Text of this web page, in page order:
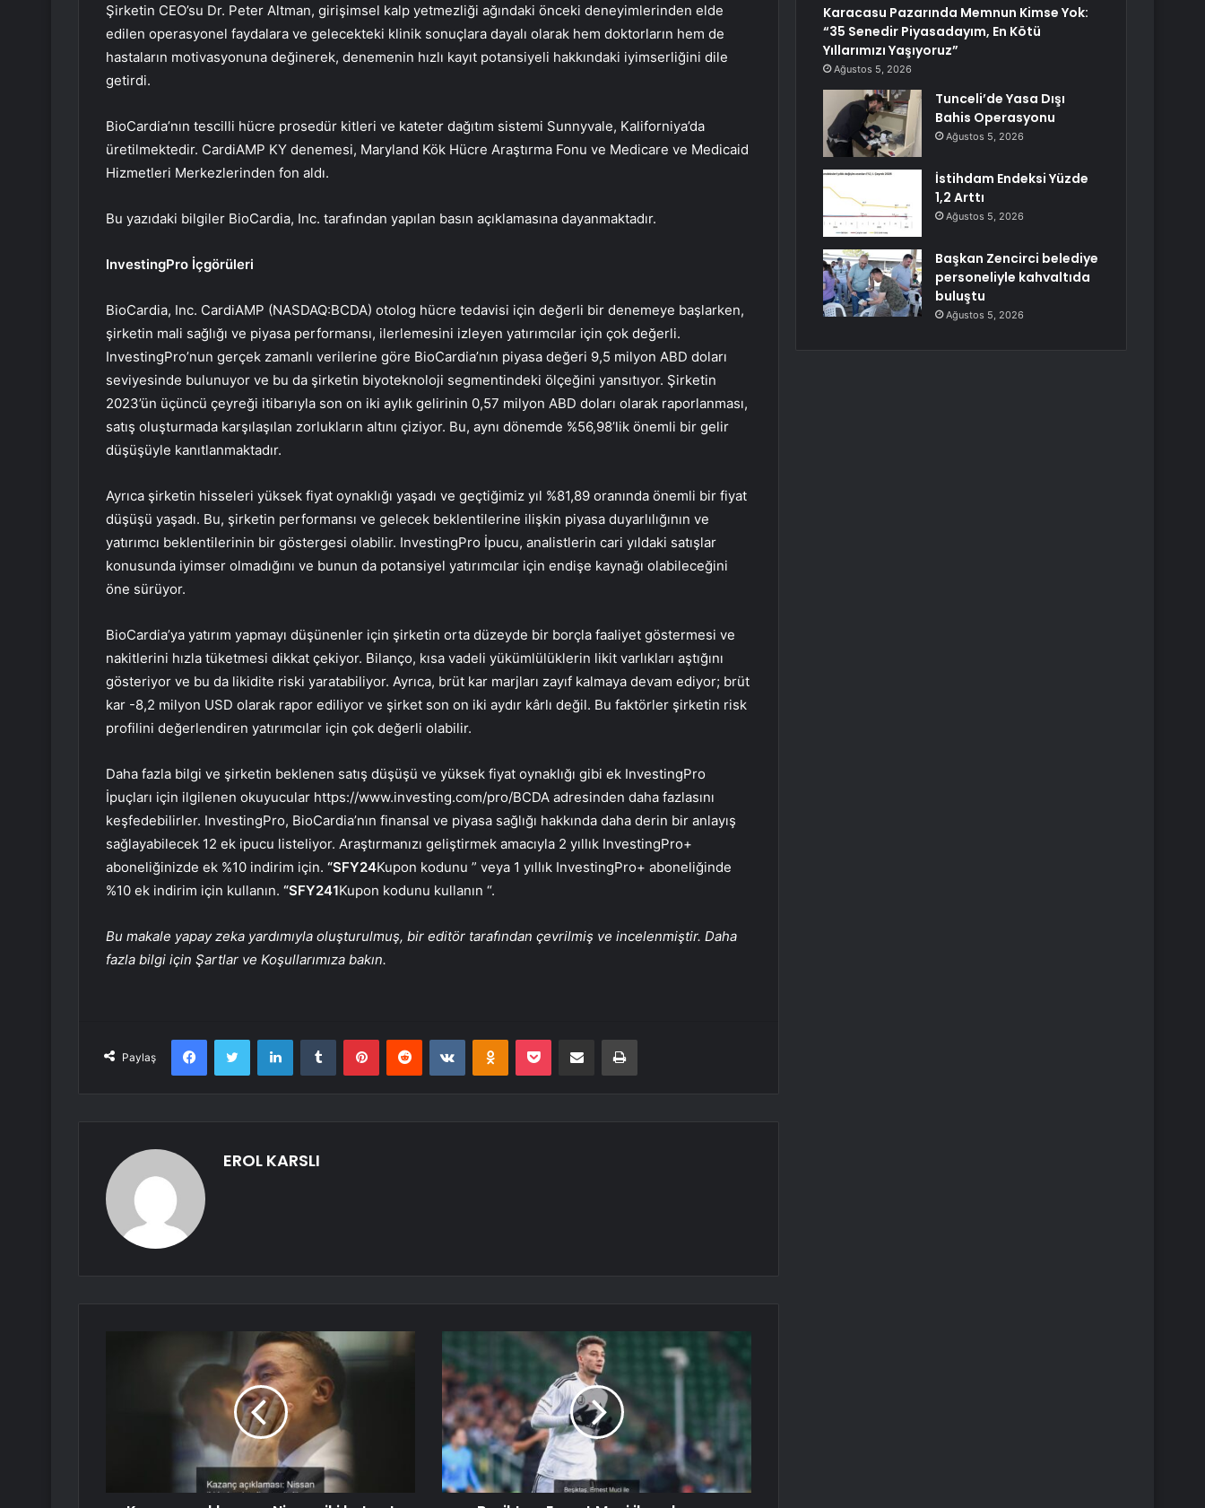
Şirketin CEO’su Dr. Peter Altman, girişimsel kalp yetmezliği ağındaki önceki deneyimlerinden elde
edilen operasyonel faydalara ve gelecekteki klinik sonuçlara dayalı olarak hem doktorların hem de
hastaların motivasyonuna değinerek, denemenin hızlı kayıt potansiyeli hakkındaki iyimserliğini dile
getirdi.
BioCardia’nın tescilli hücre prosedür kitleri ve kateter dağıtım sistemi Sunnyvale, Kaliforniya’da
üretilmektedir. CardiAMP KY denemesi, Maryland Kök Hücre Araştırma Fonu ve Medicare ve Medicaid
Hizmetleri Merkezlerinden fon aldı.
Bu yazıdaki bilgiler BioCardia, Inc. tarafından yapılan basın açıklamasına dayanmaktadır.
InvestingPro İçgörüleri
BioCardia, Inc. CardiAMP (NASDAQ:BCDA) otolog hücre tedavisi için değerli bir denemeye başlarken,
şirketin mali sağlığı ve piyasa performansı, ilerlemesini izleyen yatırımcılar için çok değerli.
InvestingPro’nun gerçek zamanlı verilerine göre BioCardia’nın piyasa değeri 9,5 milyon ABD doları
seviyesinde bulunuyor ve bu da şirketin biyoteknoloji segmentindeki ölçeğini yansıtıyor. Şirketin
2023’ün üçüncü çeyreği itibarıyla son on iki aylık gelirinin 0,57 milyon ABD doları olarak raporlanması,
satış oluşturmada karşılaşılan zorlukların altını çiziyor. Bu, aynı dönemde %56,98’lik önemli bir gelir
düşüşüyle ​​kanıtlanmaktadır.
Ayrıca şirketin hisseleri yüksek fiyat oynaklığı yaşadı ve geçtiğimiz yıl %81,89 oranında önemli bir fiyat
düşüşü yaşadı. Bu, şirketin performansı ve gelecek beklentilerine ilişkin piyasa duyarlılığının ve
yatırımcı beklentilerinin bir göstergesi olabilir. InvestingPro İpucu, analistlerin cari yıldaki satışlar
konusunda iyimser olmadığını ve bunun da potansiyel yatırımcılar için endişe kaynağı olabileceğini
öne sürüyor.
BioCardia’ya yatırım yapmayı düşünenler için şirketin orta düzeyde bir borçla faaliyet göstermesi ve
nakitlerini hızla tüketmesi dikkat çekiyor. Bilanço, kısa vadeli yükümlülüklerin likit varlıkları aştığını
gösteriyor ve bu da likidite riski yaratabiliyor. Ayrıca, brüt kar marjları zayıf kalmaya devam ediyor; brüt
kar -8,2 milyon USD olarak rapor ediliyor ve şirket son on iki aydır kârlı değil. Bu faktörler şirketin risk
profilini değerlendiren yatırımcılar için çok değerli olabilir.
Daha fazla bilgi ve şirketin beklenen satış düşüşü ve yüksek fiyat oynaklığı gibi ek InvestingPro
İpuçları için ilgilenen okuyucular https://www.investing.com/pro/BCDA adresinden daha fazlasını
keşfedebilirler. InvestingPro, BioCardia’nın finansal ve piyasa sağlığı hakkında daha derin bir anlayış
sağlayabilecek 12 ek ipucu listeliyor. Araştırmanızı geliştirmek amacıyla 2 yıllık InvestingPro+
aboneliğinizde ek %10 indirim için. “SFY24Kupon kodunu ” veya 1 yıllık InvestingPro+ aboneliğinde
%10 ek indirim için kullanın. “SFY241Kupon kodunu kullanın “.
Bu makale yapay zeka yardımıyla oluşturulmuş, bir editör tarafından çevrilmiş ve incelenmiştir. Daha
fazla bilgi için Şartlar ve Koşullarımıza bakın.
Paylaş
FacebookTwitter LinkedInTumblr PinterestReddit VKontakteOdnoklassniki
Pocket E-Posta ile paylaş Yazdır
EROL KARSLI
Karacasu Pazarında Memnun Kimse Yok:
“35 Senedir Piyasadayım, En Kötü
Yıllarımızı Yaşıyoruz”
Ağustos 5, 2026
Tunceli’de Yasa Dışı
Bahis Operasyonu
Ağustos 5, 2026
İstihdam Endeksi Yüzde
1,2 Arttı
Ağustos 5, 2026
Başkan Zencirci belediye
personeliyle kahvaltıda
buluştu
Ağustos 5, 2026